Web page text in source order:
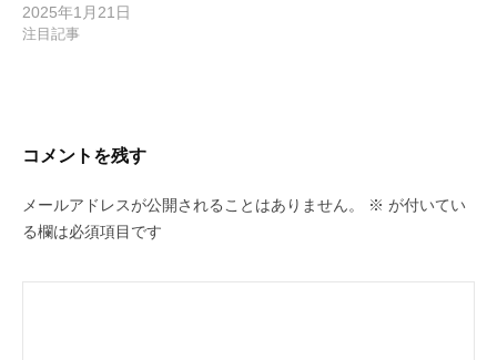
2025年1月21日
注目記事
コメントを残す
メールアドレスが公開されることはありません。 ※ が付いてい
る欄は必須項目です